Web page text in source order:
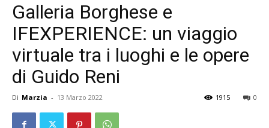
Galleria Borghese e
IFEXPERIENCE: un viaggio
virtuale tra i luoghi e le opere
di Guido Reni
Di Marzia - 13 Marzo 2022 0
1915